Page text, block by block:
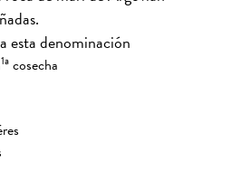
esta denominación
1a cosecha